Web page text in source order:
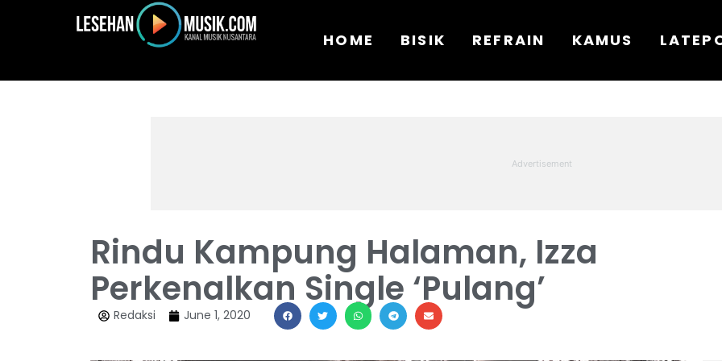
HOME BISIK REFRAIN KAMUS
Rindu Kampung Halaman, Izza
Perkenalkan Single ‘Pulang’
Redaksi June 1, 2020